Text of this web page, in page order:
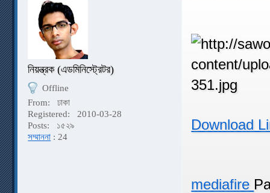
নিয়ন্ত্রক (এডমিনিস্ট্রেটর)
Offline
From:
ঢাকা
Registered:
2010-03-28
Posts:
১৫২৯
সম্মাননা : 24
Download
mediafire